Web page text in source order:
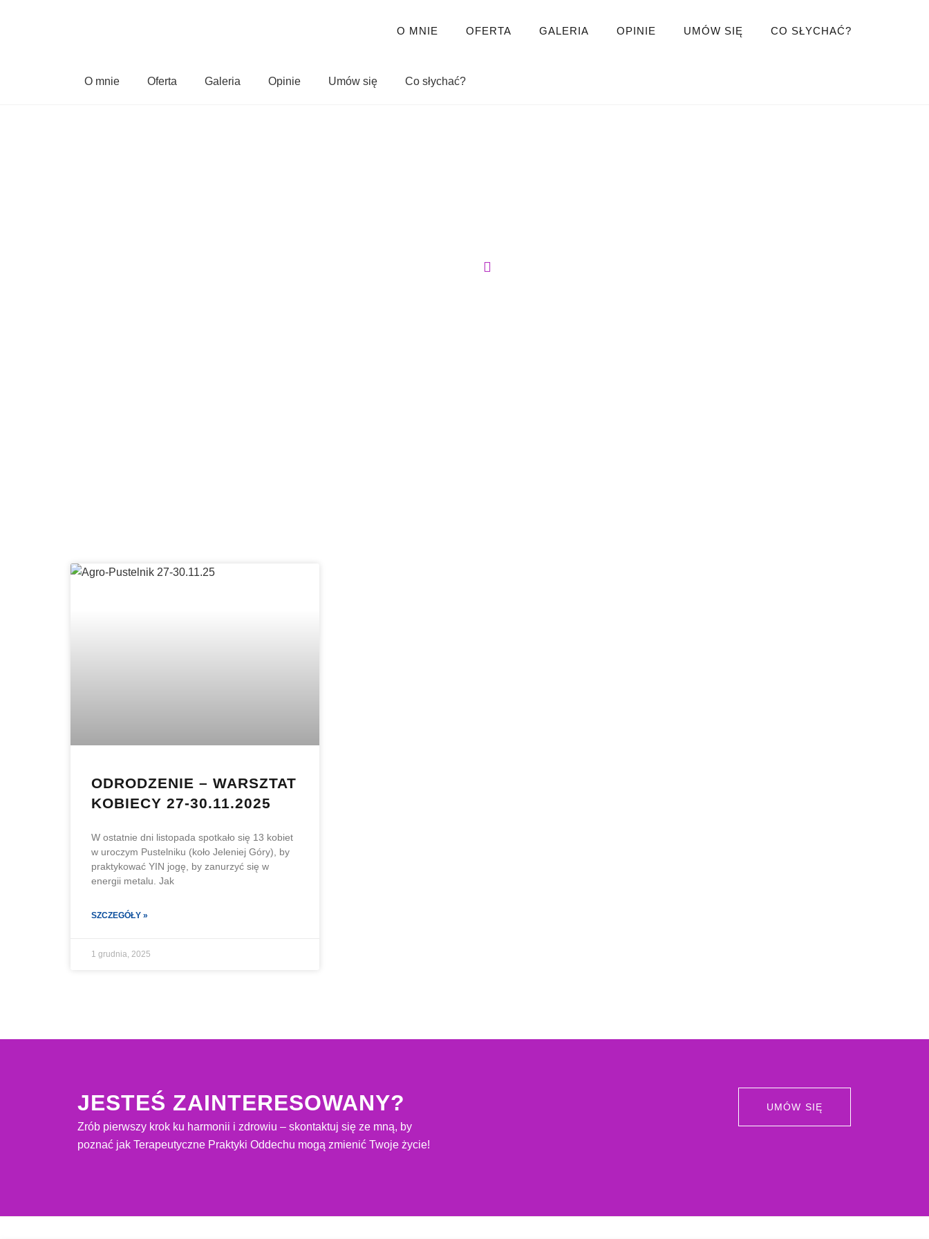
O MNIE OFERTA GALERIA OPINIE UMÓW SIĘ CO SŁYCHAĆ?
O mnie Oferta Galeria Opinie Umów się Co słychać?
ODRODZENIE – WARSZTAT
KOBIECY 27-30.11.2025
W ostatnie dni listopada spotkało się 13 kobiet
w uroczym Pustelniku (koło Jeleniej Góry), by
praktykować YIN jogę, by zanurzyć się w
energii metalu. Jak
SZCZEGÓŁY »
1 grudnia, 2025
JESTEŚ ZAINTERESOWANY?
Zrób pierwszy krok ku harmonii i zdrowiu – skontaktuj się ze mną, by
poznać jak Terapeutyczne Praktyki Oddechu mogą zmienić Twoje życie!
UMÓW SIĘ